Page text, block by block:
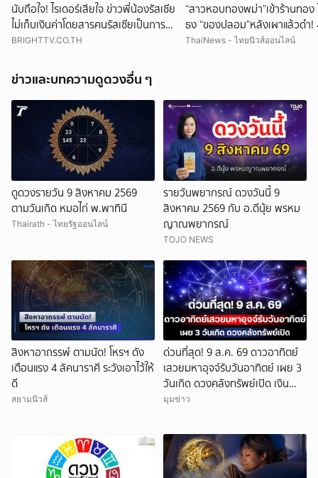
นับถือใจ! ไรเดอร์เสียใจ ข่าวพี่น้องรัสเซีย
ไม่เก็บเงินค่าโดยสารคนรัสเซียเป็นการ
ขอโทษ
BRIGHTTV.CO.TH
“สาวหอบทองพม่า”เข้าร้านทอ
ธง “ของปลอม”หลังเผาแล้วดำ
มา ช็อกมูลค่าพุ่งมหาศาล!
ThaiNews - ไทยนิวส์ออนไลน์
ข่าวและบทความดูดวงอื่น ๆ
ดูดวงรายวัน 9 สิงหาคม 2569
ตามวันเกิด หมอไก่ พ.พาทินี
Thairath - ไทยรัฐออนไลน์
รายวันพยากรณ์ ดวงวันนี้ 9
สิงหาคม 2569 กับ อ.ดีนุ้ย พรหม
ญาณพยากรณ์
TOJO NEWS
สิงหาอาถรรพ์ ตามนัด! โหรฯ ดัง
เตือนแรง 4 ลัคนาราศี ระวังเอาไว้ให้
ดี
สยามนิวส์
ด่วนที่สุด! 9 ส.ค. 69 ดาวอาทิตย์
เสวยมหาอุจจ์รับวันอาทิตย์ เผย 3
วันเกิด ดวงคลังทรัพย์เปิด เงิน
ก้อนโตทะลักเข้าบัญชีรับวันหยุด!
มุมข่าว